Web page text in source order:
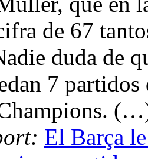
de 67
duda de
7
El Barça